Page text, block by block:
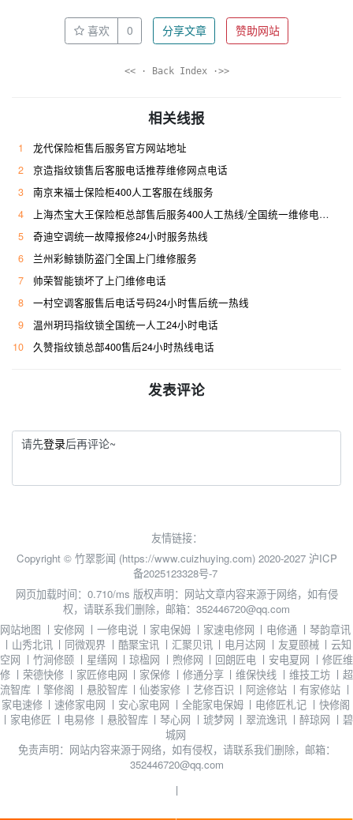
喜欢 0 分享文章 赞助网站
<< · Back Index ·>>
相关线报
1
龙代保险柜售后服务官方网站地址
2
京造指纹锁售后客服电话推荐维修网点电话
3
南京来福士保险柜400人工客服在线服务
4
上海杰宝大王保险柜总部售后服务400人工热线/全国统一维修电话是多少
5
奇迪空调统一故障报修24小时服务热线
6
兰州彩鲸锁防盗门全国上门维修服务
7
帅荣智能锁坏了上门维修电话
8
一村空调客服售后电话号码24小时售后统一热线
9
温州玥玛指纹锁全国统一人工24小时电话
10
久赞指纹锁总部400售后24小时热线电话
发表评论
请先登录后再评论~
友情链接：
Copyright © 竹翠影闻 (https://www.cuizhuying.com) 2020-2027 沪ICP
备2025123328号-7
网页加载时间：0.710/ms 版权声明：网站文章内容来源于网络，如有侵
权，请联系我们删除，邮箱：352446720@qq.com
网站地图 丨 安修网 丨 一修电说 丨 家电保姆 丨 家速电修网 丨 电修通 丨琴韵章讯
丨 山秀北讯 丨 同微观界 丨 酷聚宝讯 丨 汇聚贝讯 丨 电月达网 丨 友夏颐械 丨云知
空网 丨 竹涧修颐 丨 星缮网 丨琼楹网 丨 煦修网 丨 回朗匠电 丨 安电夏网 丨 修匠维
修 丨 荣德快修 丨 家匠修电网 丨 家保修 丨 修通分享 丨维保快线 丨维技工坊 丨 超
流智库 丨 擎修阁 丨 悬胶智库 丨仙娄家修 丨 艺修百识 丨 阿途修站 丨 有家修站 丨
家电速修 丨 速修家电网 丨 安心家电网 丨 全能家电保姆 丨 电修匠札记 丨 快修阁
丨 家电修匠 丨 电易修 丨 悬胶智库 丨琴心网 丨 琥梦网 丨翠流逸讯 丨醉琼网 丨 碧
城网
免责声明：网站内容来源于网络，如有侵权，请联系我们删除，邮箱：
352446720@qq.com
丨